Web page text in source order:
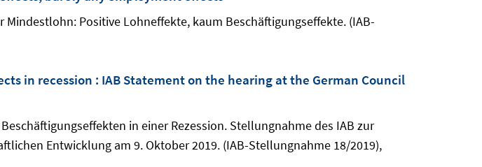
Mindestlohn: Positive Lohneffekte, kaum Beschäftigungseffekte. (IAB-
in recession : IAB Statement on the hearing at the German Council
in einer Rezession. Stellungnahme des IAB zur
Entwicklung am 9. Oktober 2019. (IAB-Stellungnahme 18/2019),